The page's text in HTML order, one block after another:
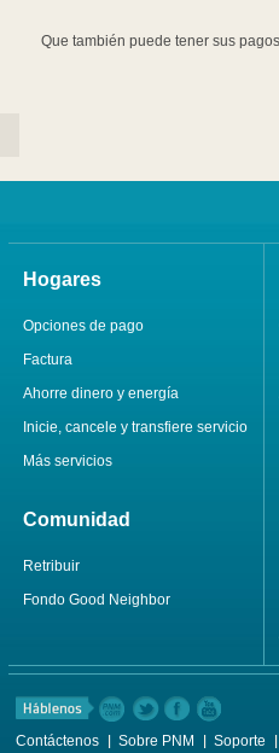
Que también puede tener sus
Hogares
Opciones de pago
Factura
Ahorre dinero y energía
Inicie, cancele y transfiere servicio
Más servicios
Comunidad
Retribuir
Fondo Good Neighbor
Contáctenos Sobre PNM Soporte